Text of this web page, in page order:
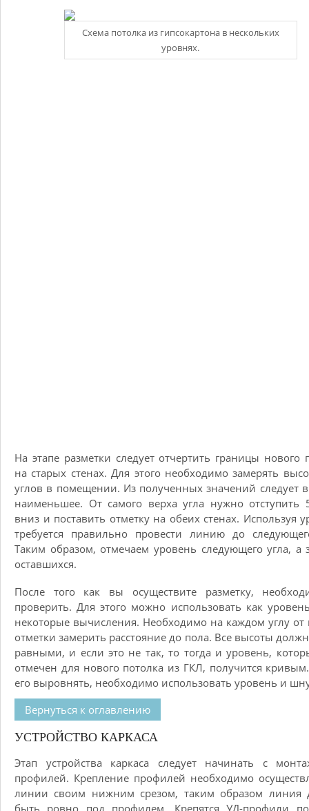
Схема потолка из гипсокартона в нескольких
уровнях.
На этапе разметки следует отчертить границы нового
на старых стенах. Для этого необходимо замерять
углов в помещении. Из полученных значений следует
наименьшее. От самого верха угла нужно отступить
вниз и поставить отметку на обеих стенах. Используя
требуется правильно провести линию до
Таким образом, отмечаем уровень следующего угла, а
оставшихся.
После того как вы осуществите разметку,
проверить. Для этого можно использовать как
некоторые вычисления. Необходимо на каждом углу от
отметки замерить расстояние до пола. Все высоты
равными, и если это не так, то тогда и уровень,
отмечен для нового потолка из ГКЛ, получится
его выровнять, необходимо использовать уровень и
Вернуться к оглавлению
УСТРОЙСТВО КАРКАСА
Этап устройства каркаса следует начинать с
профилей. Крепление профилей необходимо
линии своим нижним срезом, таким образом линия
быть ровно под профилем. Крепятся УД-профили